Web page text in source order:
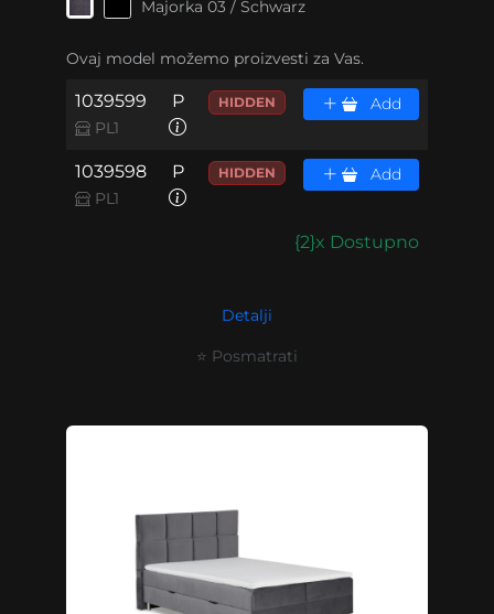
Majorka 03 / Schwarz
Ovaj model možemo proizvesti za Vas.
1039599
PL1
P HIDDEN Add
1039598
PL1
P HIDDEN Add
{2}x Dostupno
Detalji
⭐ Posmatrati